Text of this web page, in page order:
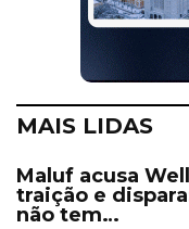
MAIS LIDAS
Maluf acusa
traição e
não tem…